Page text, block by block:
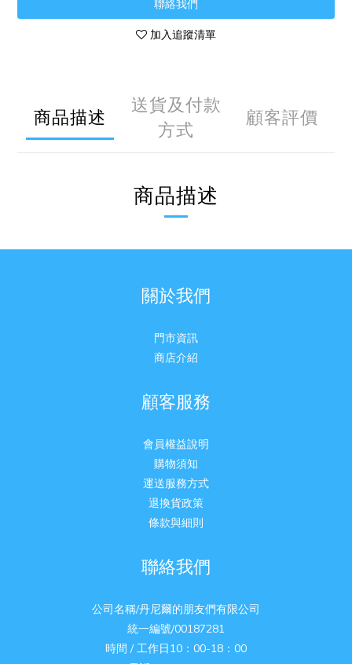
聯絡我們
加入追蹤清單
商品描述
送貨及付款
方式
顧客評價
商品描述
關於我們
門市資訊
商店介紹
顧客服務
會員權益說明
購物須知
運送服務方式
退換貨政策
條款與細則
聯絡我們
公司名稱/丹尼爾的朋友們有限公司
統一編號/00187281
時間 / 工作日10：00-18：00